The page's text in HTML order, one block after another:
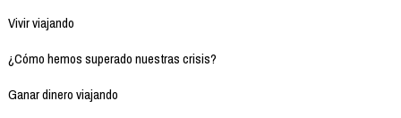
Vivir viajando
¿Cómo hemos superado nuestras crisis?
Ganar dinero viajando